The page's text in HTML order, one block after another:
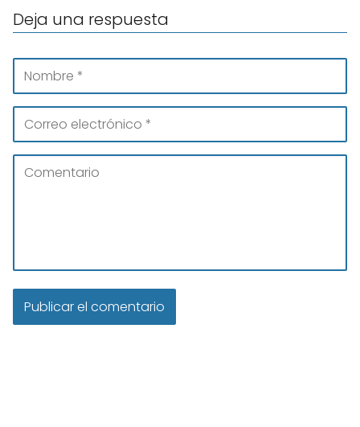
Deja una respuesta